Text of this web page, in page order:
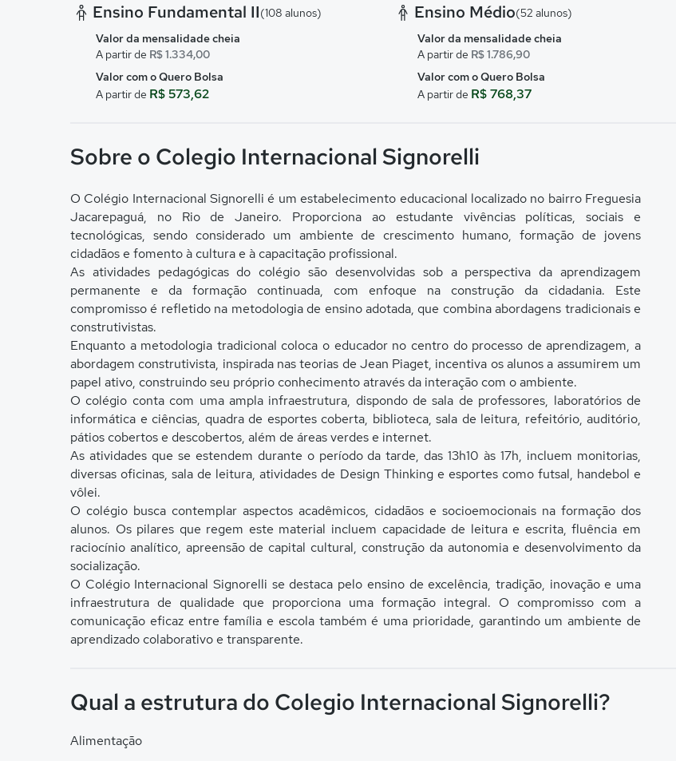
Ensino Fundamental II(108 alunos)
Valor da mensalidade cheia
A partir de R$ 1.334,00
Valor com o Quero Bolsa
A partir de R$ 573,62
Ensino Médio(52 alunos)
Valor da mensalidade cheia
A partir de R$ 1.786,90
Valor com o Quero Bolsa
A partir de R$ 768,37
Sobre o Colegio Internacional Signorelli
O Colégio Internacional Signorelli é um estabelecimento educacional localizado no bairro Freguesia
Jacarepaguá, no Rio de Janeiro. Proporciona ao estudante vivências políticas, sociais e
tecnológicas, sendo considerado um ambiente de crescimento humano, formação de jovens
cidadãos e fomento à cultura e à capacitação profissional.
As atividades pedagógicas do colégio são desenvolvidas sob a perspectiva da aprendizagem
permanente e da formação continuada, com enfoque na construção da cidadania. Este
compromisso é refletido na metodologia de ensino adotada, que combina abordagens tradicionais e
construtivistas.
Enquanto a metodologia tradicional coloca o educador no centro do processo de aprendizagem, a
abordagem construtivista, inspirada nas teorias de Jean Piaget, incentiva os alunos a assumirem um
papel ativo, construindo seu próprio conhecimento através da interação com o ambiente.
O colégio conta com uma ampla infraestrutura, dispondo de sala de professores, laboratórios de
informática e ciências, quadra de esportes coberta, biblioteca, sala de leitura, refeitório, auditório,
pátios cobertos e descobertos, além de áreas verdes e internet.
As atividades que se estendem durante o período da tarde, das 13h10 às 17h, incluem monitorias,
diversas oficinas, sala de leitura, atividades de Design Thinking e esportes como futsal, handebol e
vôlei.
O colégio busca contemplar aspectos acadêmicos, cidadãos e socioemocionais na formação dos
alunos. Os pilares que regem este material incluem capacidade de leitura e escrita, fluência em
raciocínio analítico, apreensão de capital cultural, construção da autonomia e desenvolvimento da
socialização.
O Colégio Internacional Signorelli se destaca pelo ensino de excelência, tradição, inovação e uma
infraestrutura de qualidade que proporciona uma formação integral. O compromisso com a
comunicação eficaz entre família e escola também é uma prioridade, garantindo um ambiente de
aprendizado colaborativo e transparente.
Qual a estrutura do Colegio Internacional Signorelli?
Alimentação